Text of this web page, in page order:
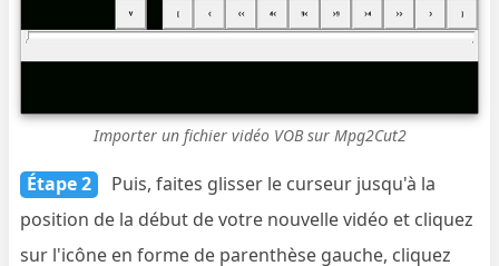
Importer un fichier vidéo VOB sur Mpg2Cut2
Étape 2
Puis, faites glisser le curseur jusqu'à la
position de la début de votre nouvelle vidéo et cliquez
sur l'icône en forme de parenthèse gauche, cliquez